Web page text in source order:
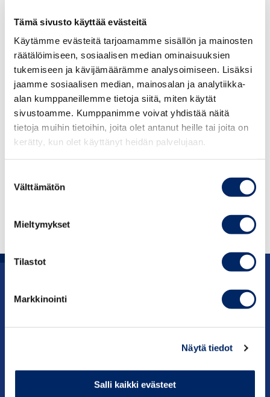
Tämä sivusto käyttää evästeitä
Käytämme evästeitä tarjoamamme sisällön ja mainosten
räätälöimiseen, sosiaalisen median ominaisuuksien
tukemiseen ja kävijämäärämme analysoimiseen. Lisäksi
jaamme sosiaalisen median, mainosalan ja analytiikka-
alan kumppaneillemme tietoja siitä, miten käytät
sivustoamme. Kumppanimme voivat yhdistää näitä
tietoja muihin tietoihin, joita olet antanut heille tai joita on
kerätty, kun olet käyttänyt heidän palvelujaan.
valinta
Välttämätön
Mieltymykset
Tilastot
Markkinointi
Näytä tiedot
Salli kaikki evästeet
Talouskatsaus 3/2020
Kauppakamarin talouskatsauksessa käsitellään lyhyesti ja
ytimekkäästi ajankohtaisia talousasioita. Katsauksissa
käydään yleensä lyhyesti läpi kotimaista ja kansainvälistä
taloustilannetta, taloudellista toimintaympäristöä
selittäviä ilmiöitä sekä talouskehitystä kuvaavia ja siihen
epävarmuuteen ja sen talousvaikutuksiin. Katsaus
Julkaisut
Palvelut